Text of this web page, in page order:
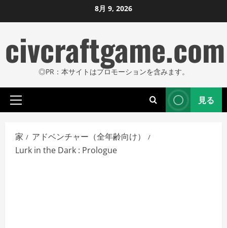
ン
ン
ツ
ス
ッ
8月 9, 2026
civcraftgame.com
◎PR：本サイトはプロモーションを含みます。
プ
イ
マ
リ
見る
家
アドベンチャー（全年齢向け）
Lurk in the Dark : Prologue